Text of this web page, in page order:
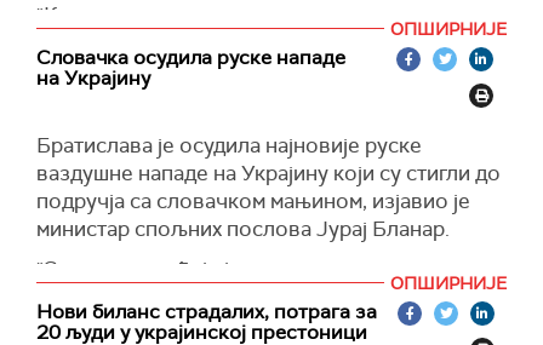
"Као одговор на терористичке нападе
Украјине на цивилне циљеве у Русији, руске
оружане снаге су покренуле масовни удар
користећи прецизно оружје дугог домета, с
аеробалистичке хиперсоничне ракете
"кинжал", објавило је министарство.
Прецизирано је да су удари изведени као
одговор на украјинске нападе на цивилне
циљеве у Русији. Мете су укључивале објекте
украјинског војно-индустријског комплекса,
војне аеродроме и објекте инфраструктуре за
ОПШИРНИЈЕ
Словачка осудила руске нападе
на Украјину
Братислава је осудила најновије руске
ваздушне нападе на Украјину који су стигли до
подручја са словачком мањином, изјавио је
министар спољних послова Јурај Бланар.
"Словачка осуђује јучерашње и данашње
масовне ваздушненападе Руске Федерације
на украјинској територији који су стигли чак до
ОПШИРНИЈЕ
Нови биланс страдалих, потрага за
20 људи у украјинској престоници